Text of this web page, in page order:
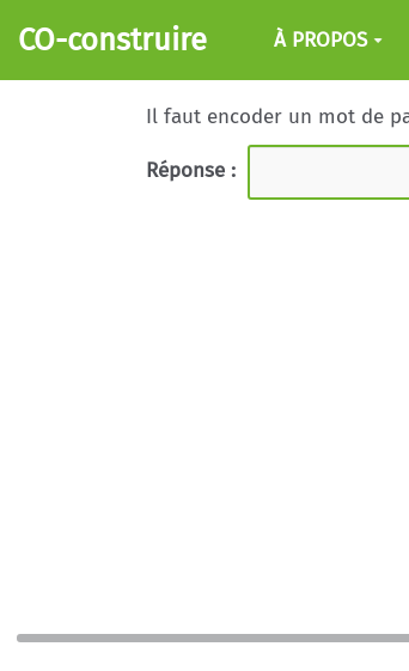
Aller au contenu principal
CO-construire À PROPOS
Il faut encoder un mot de
Réponse :